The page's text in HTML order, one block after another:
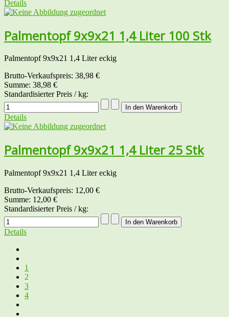
Details
Palmentopf 9x9x21 1,4 Liter 100 Stk
Palmentopf 9x9x21 1,4 Liter eckig
Brutto-Verkaufspreis: 38,98 €
Summe: 38,98 €
Standardisierter Preis / kg:
Details
Palmentopf 9x9x21 1,4 Liter 25 Stk
Palmentopf 9x9x21 1,4 Liter eckig
Brutto-Verkaufspreis: 12,00 €
Summe: 12,00 €
Standardisierter Preis / kg:
Details
1
2
3
4